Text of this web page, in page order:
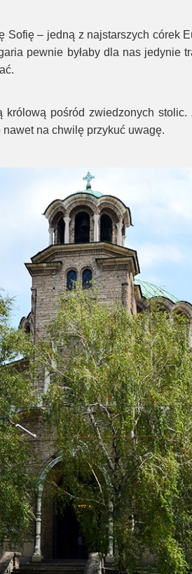
Sofię – jedną z najstarszych córek
pewnie byłaby dla nas jedynie
pośród zwiedzonych
na chwilę przykuć uwagę.